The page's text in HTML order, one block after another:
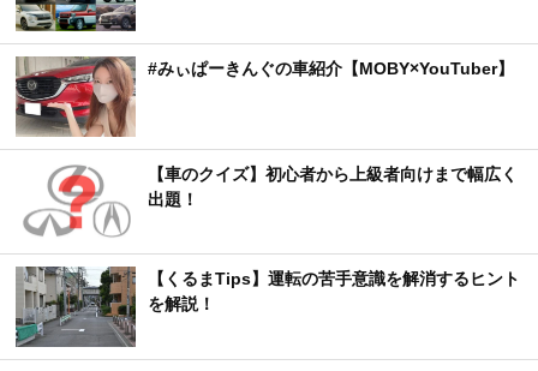
#みぃぱーきんぐの車紹介【MOBY×YouTuber】
【車のクイズ】初心者から上級者向けまで幅広く
出題！
【くるまTips】運転の苦手意識を解消するヒント
を解説！